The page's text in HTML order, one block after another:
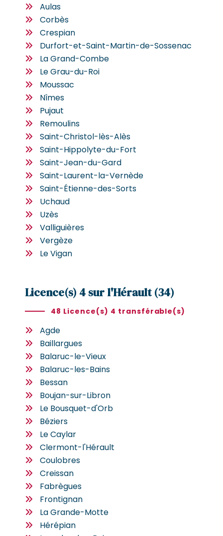
Aulas
Corbès
Crespian
Durfort-et-Saint-Martin-de-Sossenac
La Grand-Combe
Le Grau-du-Roi
Moussac
Nîmes
Pujaut
Remoulins
Saint-Christol-lès-Alès
Saint-Hippolyte-du-Fort
Saint-Jean-du-Gard
Saint-Laurent-la-Vernède
Saint-Étienne-des-Sorts
Uchaud
Uzès
Valliguières
Vergèze
Le Vigan
Licence(s) 4 sur l'Hérault (34)
48 Licence(s) 4 transférable(s)
Agde
Baillargues
Balaruc-le-Vieux
Balaruc-les-Bains
Bessan
Boujan-sur-Libron
Le Bousquet-d'Orb
Béziers
Le Caylar
Clermont-l'Hérault
Coulobres
Creissan
Fabrègues
Frontignan
La Grande-Motte
Hérépian